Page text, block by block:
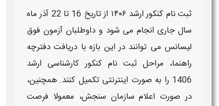
ثبت نام کنکور ارشد ۱۴۰۶ از تاریخ 16 تا 22 آذر ماه
سال جاری انجام می‌ شودو داوطلبان آزمون فوق
لیسانس می‌ توانند در این بازه با دریافت دفترچه
راهنما، مراحل ثبت نام کنکور کارشناسی ارشد
1406 را به‌ صورت اینترنتی تکمیل کنند. همچنین،
در صورت اعلام سازمان سنجش، معمولا فرصت